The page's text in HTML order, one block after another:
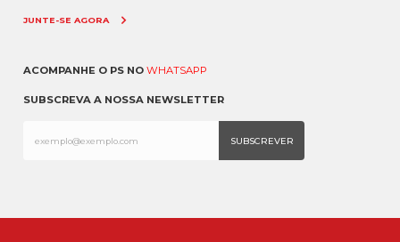
JUNTE-SE AGORA
ACOMPANHE O PS NO WHATSAPP
SUBSCREVA A NOSSA NEWSLETTER